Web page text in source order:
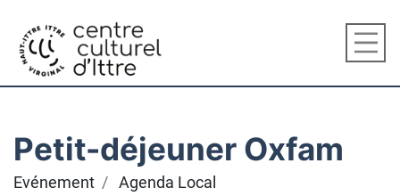
Petit-déjeuner Oxfam
Evénement
Agenda Local